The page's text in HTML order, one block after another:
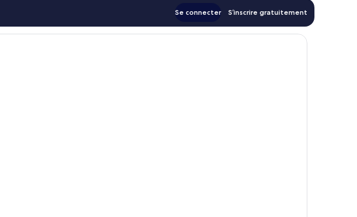
Se connecter S’inscrire gratuitement